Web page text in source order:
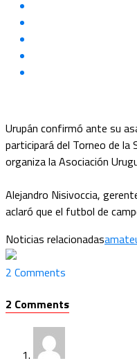
Urupán confirmó ante su
participará del Torneo de la
organiza la Asociación
Alejandro Nisivoccia,
aclaró que el futbol de
Noticias relacionadas
2 Comments
2 Comments